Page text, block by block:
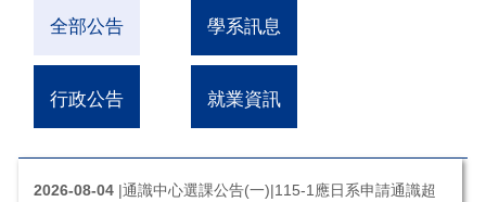
全部公告 學系訊息
行政公告 就業資訊
2026-08-04 |通識中心選課公告(一)|115-1應日系申請通識超